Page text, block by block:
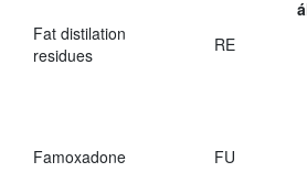
Fat distilation
residues
RE
Famoxadone FU